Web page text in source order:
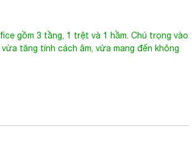
gồm 3 tầng, 1 trệt và 1 hầm. Chú trọng vào
tăng tính cách âm, vừa mang đến không